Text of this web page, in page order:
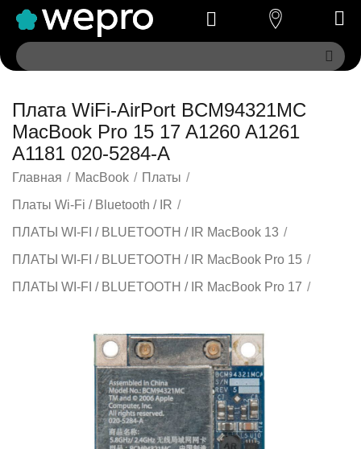
Плата WiFi-AirPort BCM94321MC
MacBook Pro 15 17 A1260 A1261
A1181 020-5284-A
Главная / MacBook / Платы /
Платы Wi-Fi / Bluetooth / IR /
ПЛАТЫ WI-FI / BLUETOOTH / IR MacBook 13 /
ПЛАТЫ WI-FI / BLUETOOTH / IR MacBook Pro 15 /
ПЛАТЫ WI-FI / BLUETOOTH / IR MacBook Pro 17 /